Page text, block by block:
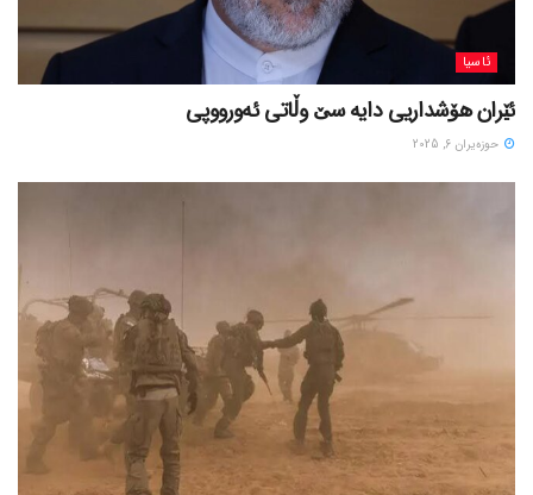
ئاسیا
ئێران هۆشداریی دایە سێ وڵاتی ئەورووپی
حوزه‌یران 6, 2025